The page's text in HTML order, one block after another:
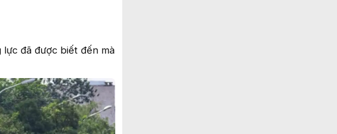
lực đã được biết đến mà